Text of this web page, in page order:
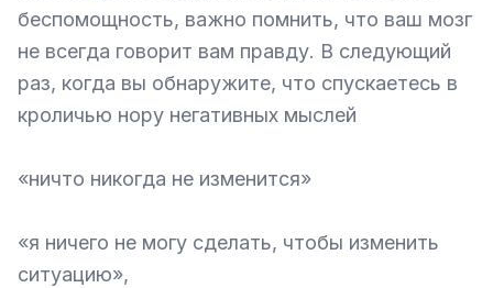
беспомощность, важно помнить, что ваш мозг
не всегда говорит вам правду. В следующий
раз, когда вы обнаружите, что спускаетесь в
кроличью нору негативных мыслей
«ничто никогда не изменится»
«я ничего не могу сделать, чтобы изменить
ситуацию»,